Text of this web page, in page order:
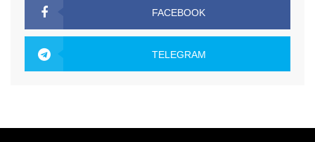
FACEBOOK
TELEGRAM